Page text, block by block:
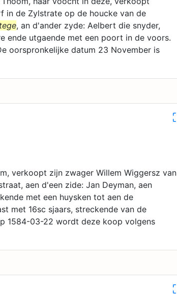
in de Zylstrate op de houcke van de
, an d'ander zyde: Aelbert die snyder,
ende utgaende met een poort in de voors.
oorspronkelijke datum 23 November is
verkoopt zijn zwager Willem Wiggersz van
aen d'een zide: Jan Deyman, aen
met een huysken tot aen de
met 16sc sjaars, streckende van de
1584-03-22 wordt deze koop volgens